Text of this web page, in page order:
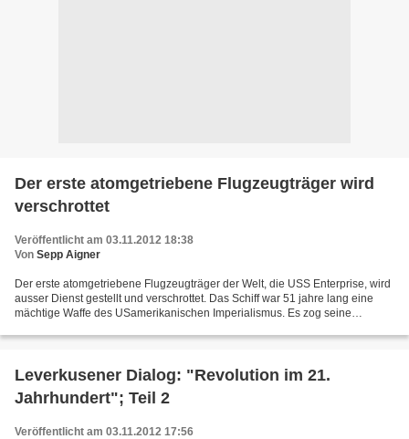
Der erste atomgetriebene Flugzeugträger wird
verschrottet
Veröffentlicht am 03.11.2012 18:38
Von Sepp Aigner
Der erste atomgetriebene Flugzeugträger der Welt, die USS Enterprise, wird
ausser Dienst gestellt und verschrottet. Das Schiff war 51 jahre lang eine
mächtige Waffe des USamerikanischen Imperialismus. Es zog seine
Leverkusener Dialog: "Revolution im 21.
Jahrhundert"; Teil 2
Veröffentlicht am 03.11.2012 17:56